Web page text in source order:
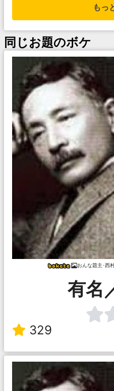
もっ
同じお題のボケ
おんな題主･西
有名
329